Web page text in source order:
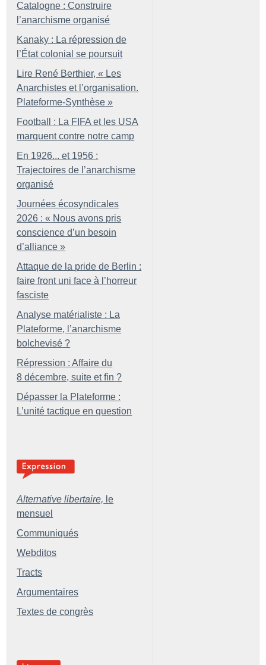
Catalogne : Construire
l’anarchisme organisé
Kanaky : La répression de
l’État colonial se poursuit
Lire René Berthier, « Les
Anarchistes et l’organisation.
Plateforme-Synthèse »
Football : La FIFA et les USA
marquent contre notre camp
En 1926... et 1956 :
Trajectoires de l’anarchisme
organisé
Journées écosyndicales
2026 : « Nous avons pris
conscience d’un besoin
d’alliance »
Attaque de la pride de Berlin :
faire front uni face à l’horreur
fasciste
Analyse matérialiste : La
Plateforme, l’anarchisme
bolchevisé ?
Répression : Affaire du
8 décembre, suite et fin ?
Dépasser la Plateforme :
L’unité tactique en question
Alternative libertaire, le
mensuel
Communiqués
Webditos
Tracts
Argumentaires
Textes de congrès